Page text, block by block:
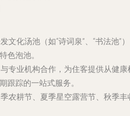
文化汤池（如“诗词泉”、“书法池”
色泡池。
与专业机构合作，为住客提供从健康
跟踪的一站式服务。
季农耕节、夏季星空露营节、秋季丰